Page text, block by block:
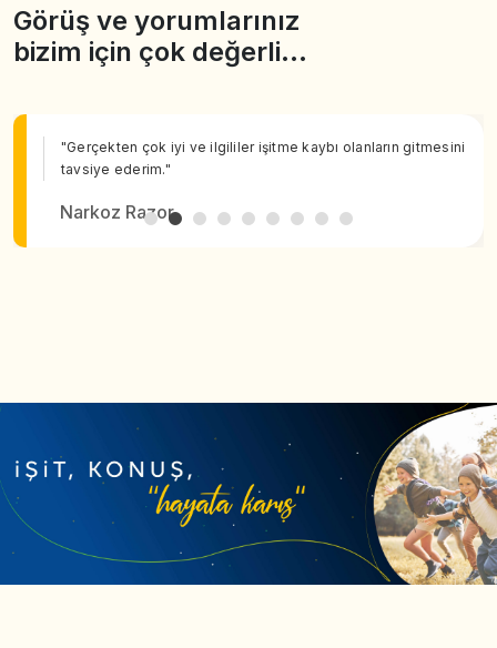
Görüş ve yorumlarınız
bizim için çok değerli…
"Gerçekten çok iyi ve ilgililer işitme kaybı olanların gitmesini
tavsiye ederim."
Narkoz Razor